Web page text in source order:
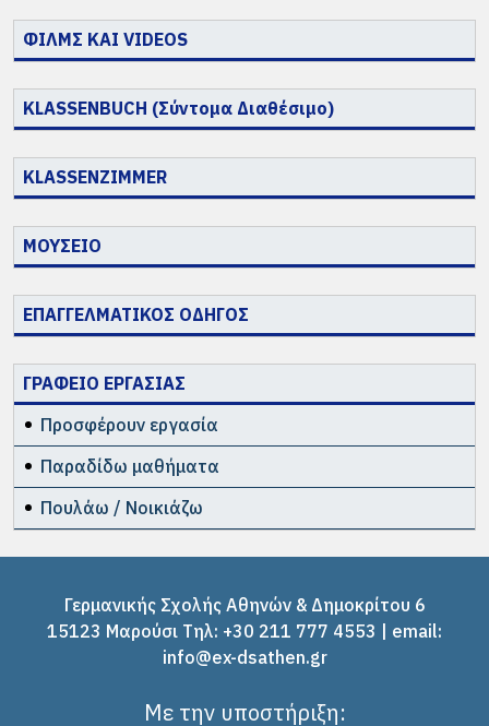
ΦΙΛΜΣ ΚΑΙ VIDEOS
KLASSENBUCH (Σύντομα Διαθέσιμο)
KLASSENZIMMER
ΜΟΥΣΕΙΟ
ΕΠΑΓΓΕΛΜΑΤΙΚΟΣ ΟΔΗΓΟΣ
ΓΡΑΦΕΙΟ ΕΡΓΑΣΙΑΣ
Προσφέρουν εργασία
Παραδίδω μαθήματα
Πουλάω / Νοικιάζω
Γερμανικής Σχολής Αθηνών & Δημοκρίτου 6
15123 Μαρούσι Tηλ: +30 211 777 4553 | email:
info@ex-dsathen.gr
Με την υποστήριξη: